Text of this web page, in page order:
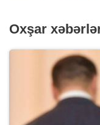
Oxşar